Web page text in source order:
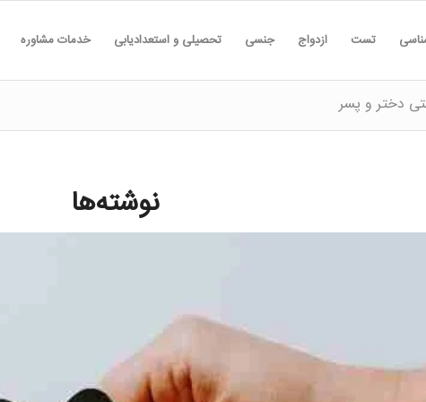
تست ازدواج جنسی تحصیلی و استعدادیابی خدمات مشاوره
دختر و پسر
نوشته‌ها